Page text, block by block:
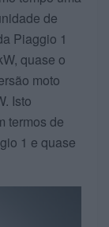
de
Piaggio 1
quase o
moto
Isto
termos de
1 e quase